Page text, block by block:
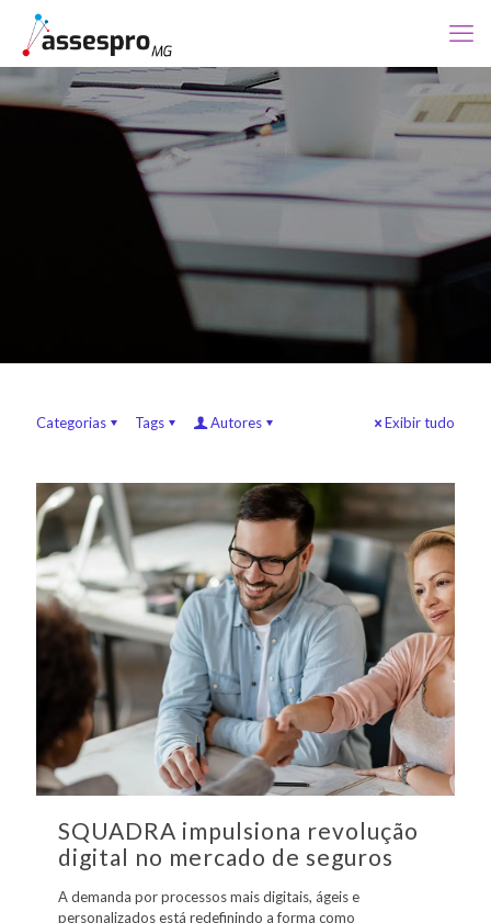
Categorias Tags Autores Exibir tudo
SQUADRA impulsiona revolução
digital no mercado de seguros
A demanda por processos mais digitais, ágeis e
personalizados está redefinindo a forma como